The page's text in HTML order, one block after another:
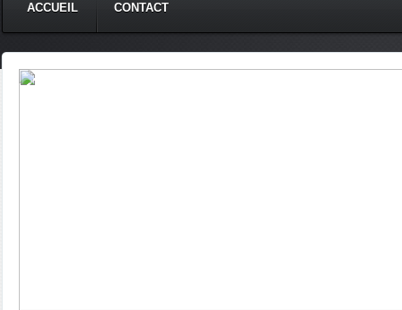
ACCUEIL CONTACT